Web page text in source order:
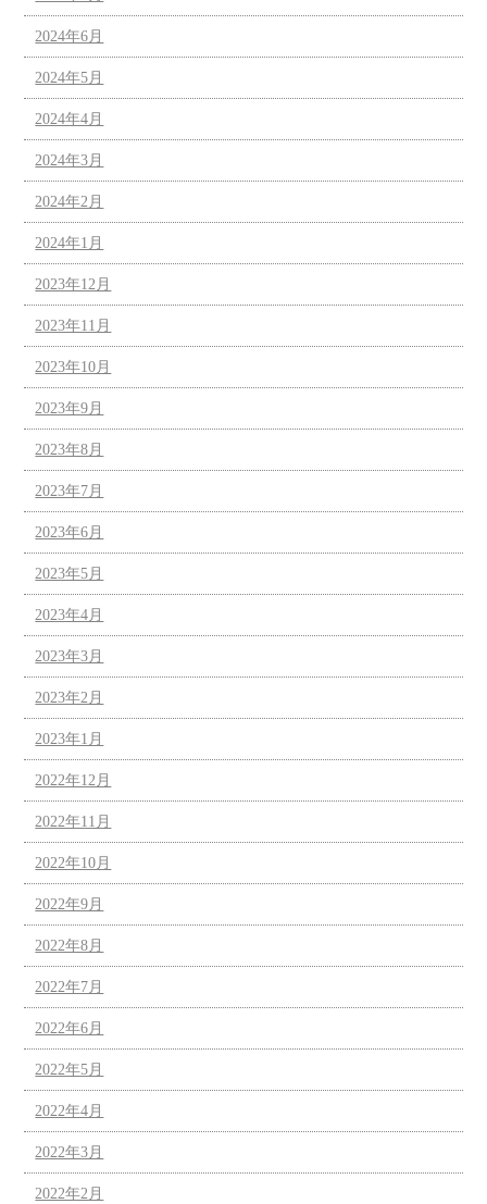
2024年6月
2024年5月
2024年4月
2024年3月
2024年2月
2024年1月
2023年12月
2023年11月
2023年10月
2023年9月
2023年8月
2023年7月
2023年6月
2023年5月
2023年4月
2023年3月
2023年2月
2023年1月
2022年12月
2022年11月
2022年10月
2022年9月
2022年8月
2022年7月
2022年6月
2022年5月
2022年4月
2022年3月
2022年2月